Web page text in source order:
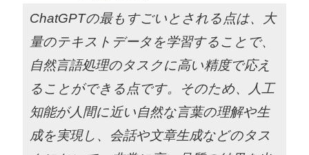
ChatGPTの最もすごいとされる点は、大
量のテキストデータを学習することで、
自然言語処理のタスクに高い精度で応え
ることができる点です。そのため、人工
知能が人間に近い自然な言葉の理解や生
成を実現し、会話や文章生成などのタス